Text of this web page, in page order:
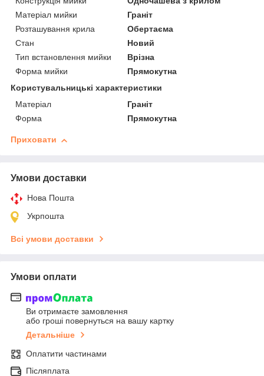
Матеріал мийки
Граніт
Розташування крила
Обертаєма
Стан
Новий
Тип встановлення мийки
Врізна
Форма мийки
Прямокутна
Користувальницькі характеристики
Матеріал
Граніт
Форма
Прямокутна
Приховати
Умови доставки
Нова Пошта
Укрпошта
Всі умови доставки
Умови оплати
Ви отримаєте замовлення
або гроші повернуться на вашу картку
Детальніше
Оплатити частинами
Післяплата